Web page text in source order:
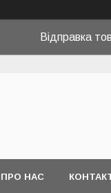
Відправка
ПРО НАС